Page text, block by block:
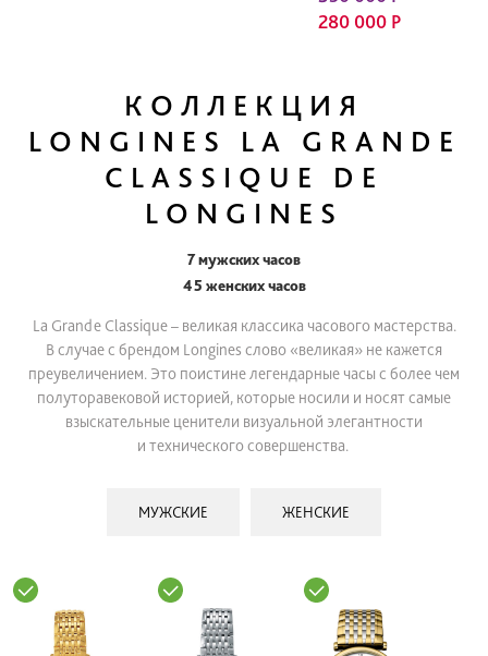
280 000 Р
КОЛЛЕКЦИЯ
LONGINES LA GRANDE
CLASSIQUE DE
LONGINES
7 мужских часов
45 женских часов
La Grande Classique – великая классика часового мастерства.
В случае с брендом Longines слово «великая» не кажется
преувеличением. Это поистинелегендарные часы с более чем
полуторавековой историей, которые носили и носят самые
взыскательные ценители визуальной элегантности
и технического совершенства.
МУЖСКИЕ ЖЕНСКИЕ